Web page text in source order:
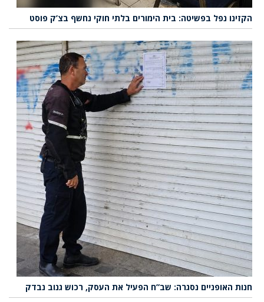
הקזינו נפל בפשיטה: בית הימורים בלתי חוקי נחשף בצ’ק פוסט
חנות האופניים נסגרה: שב”ח הפעיל את העסק, רכוש גנוב נבדק